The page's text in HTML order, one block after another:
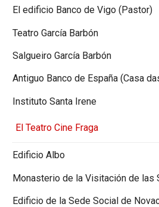
El edificio Banco de Vigo (Pastor)
Teatro García Barbón
Salgueiro García Barbón
Antiguo Banco de España (Casa
Instituto Santa Irene
El Teatro Cine Fraga
Edificio Albo
Monasterio de la Visitación de las
Edificio de la Sede Social de